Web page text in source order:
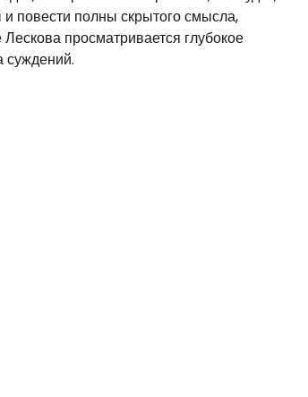
и повести полны скрытого смысла,
просматривается глубокое
суждений.